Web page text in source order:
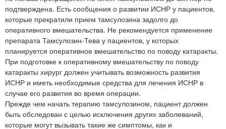
подтверждена. Есть сообщения о развитии ИСНР у пациентов,
которые прекратили прием тамсулозина задолго до
оперативного вмешательства. Не рекомендуется применение
препарата Тамсулозин-Тева у пациентов, у которых
планируется оперативное вмешательство по поводу катаракты.
При подготовке к оперативному вмешательству по поводу
катаракты хирург должен учитывать возможность развития
ИСНР и иметь необходимые средства для лечения ИСНР в
случае его развития во время операции.
Прежде чем начать терапию тамсулозином, пациент должен
быть обследован с целью исключения других заболеваний,
которые могут вызывать такие же симптомы, как и